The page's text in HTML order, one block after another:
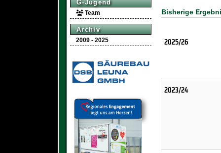
G-Jugend
Team
Archiv
2009 - 2025
Bisherige
2025/26
2023/24